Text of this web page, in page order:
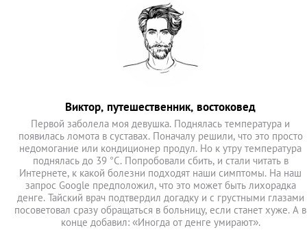
Виктор, путешественник, востоковед
Первой заболела моя девушка. Поднялась температура и
появилась ломота в суставах. Поначалу решили, что это просто
недомогание или кондиционер продул. Но к утру температура
поднялась до 39 °С. Попробовали сбить, и стали читать в
Интернете, к какой болезни подходят наши симптомы. На наш
запрос Google предположил, что это может быть лихорадка
денге. Тайский врач подтвердил догадку и с грустными глазами
посоветовал сразу обращаться в больницу, если станет хуже. А в
конце добавил: «Иногда от денге умирают».